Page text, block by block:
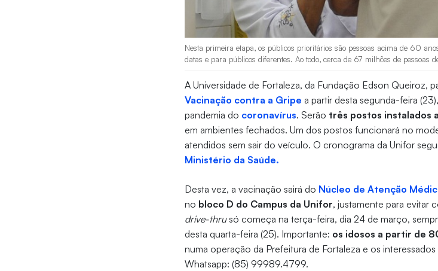
Nesta primeira etapa, os públicos prioritários são pessoas acima de 60
datas e para públicos diferentes. Ao todo, cerca de 67 milhões de pessoas
A Universidade de Fortaleza, da Fundação Edson Queiroz,
Vacinação contra a Gripe a partir desta segunda-feira
pandemia do coronavírus. Serão três postos instalados
em ambientes fechados. Um dos postos funcionará no
atendidos sem sair do veículo. O cronograma da Unifor
Ministério da Saúde.
Desta vez, a vacinação sairá do Núcleo de Atenção
no bloco D do Campus da Unifor, justamente para evitar
drive-thrusó começa na terça-feira, dia 24 de março,
desta quarta-feira (25). Importante: os idosos a partir de
numa operação da Prefeitura de Fortaleza e os
Whatsapp: (85) 99989.4799.